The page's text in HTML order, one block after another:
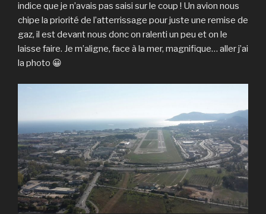
indice que je n’avais pas saisi sur le coup ! Un avion nous
chipe la priorité de l’atterrissage pour juste une remise de
gaz, il est devant nous donc on ralenti un peu et on le
laisse faire. Je m’aligne, face à la mer, magnifique… aller j’ai
la photo 😀